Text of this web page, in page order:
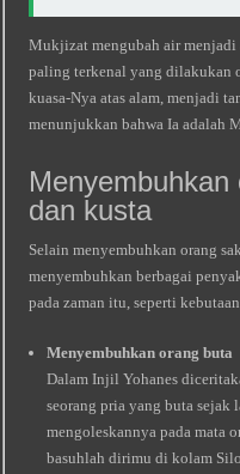
Mukjizat mengubah air menjadi
paling terkenal yang dilakukan
kuasa-Nya atas alam, menjadi
menunjukkan bahwa Ia adalah
dan kusta
Selain menyembuhkan orang
menyembuhkan berbagai
pada zaman itu, seperti
Menyembuhkan orang buta
Dalam Injil Yohanes
seorang pria yang buta sejak
mengoleskannya pada mata
basuhlah dirimu di kolam